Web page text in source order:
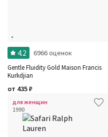
4.2 6966 оценок
Gentle Fluidity Gold Maison Francis
Kurkdjian
от 435₽
для женщин
1990